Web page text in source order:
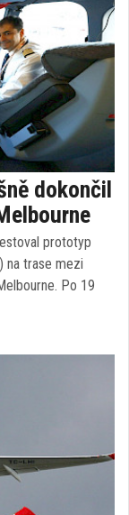
dokončil
prototyp
na trase mezi
Po 19